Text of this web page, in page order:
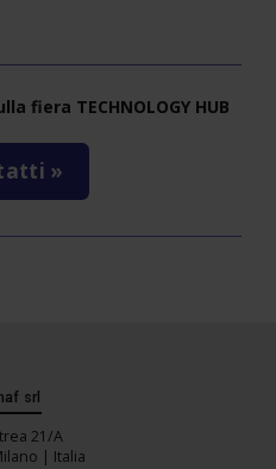
fiera TECHNOLOGY HUB
»
srl
21/A
| Italia